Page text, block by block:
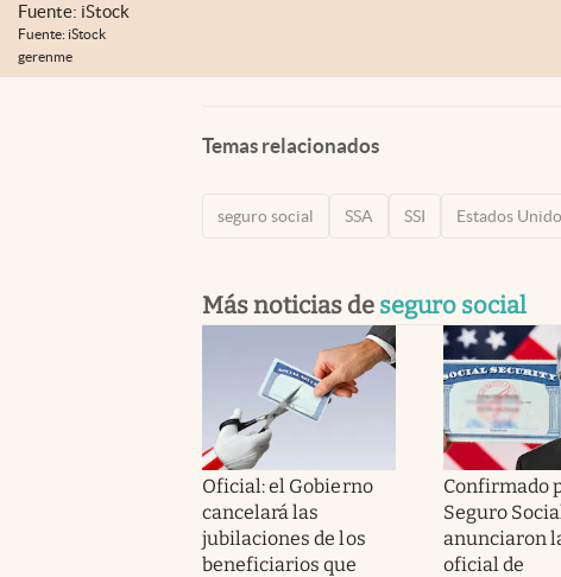
Fuente: iStock
Fuente: iStock
gerenme
Temas relacionados
seguro social SSA SSI Estados
Más noticias de seguro social
Oficial: el Gobierno
cancelará las
jubilaciones de los
beneficiarios que
Confirmado
Seguro
anunciaron
oficial de